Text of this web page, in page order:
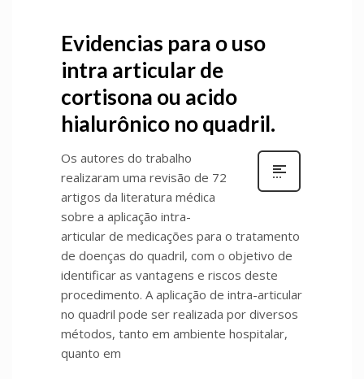
Evidencias para o uso
intra articular de
cortisona ou acido
hialurônico no quadril.
Os autores do trabalho
realizaram uma revisão de 72
artigos da literatura médica
sobre a aplicação intra-
articular de medicações para o tratamento
de doenças do quadril, com o objetivo de
identificar as vantagens e riscos deste
procedimento. A aplicação de intra-articular
no quadril pode ser realizada por diversos
métodos, tanto em ambiente hospitalar,
quanto em